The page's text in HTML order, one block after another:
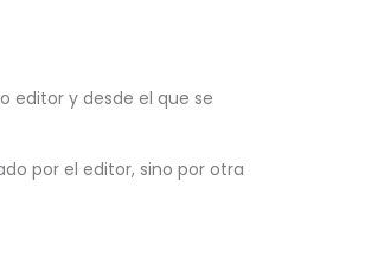
editor y desde el que se
por el editor, sino por otra